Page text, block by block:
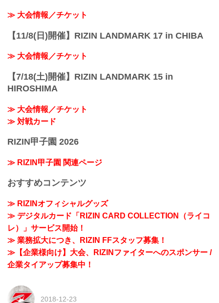
≫ 大会情報／チケット
【11/8(日)開催】RIZIN LANDMARK 17 in CHIBA
≫ 大会情報／チケット
【7/18(土)開催】RIZIN LANDMARK 15 in
HIROSHIMA
≫ 大会情報／チケット
≫ 対戦カード
RIZIN甲子園 2026
≫ RIZIN甲子園 関連ページ
おすすめコンテンツ
≫ RIZINオフィシャルグッズ
≫ デジタルカード「RIZIN CARD COLLECTION（ライコ
レ）」サービス開始！
≫ 業務拡大につき、RIZIN FFスタッフ募集！
≫【企業様向け】大会、RIZINファイターへのスポンサー /
企業タイアップ募集中！
2018-12-23